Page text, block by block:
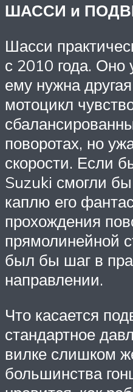
ШАССИ и
Шасси
с 2010 года. Оно
ему нужна
мотоцикл
поворотах, но
скорости. Если
Suzuki смогли
каплю его
прохождения
прямолинейной
был бы шаг в
направлении.
Что касается
стандартное
вилке слишком
большинства